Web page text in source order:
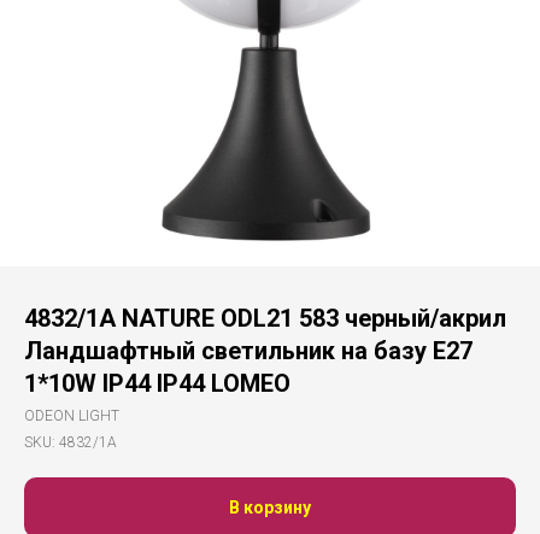
4832/1A NATURE ODL21 583 черный/акрил
Ландшафтный светильник на базу E27
1*10W IP44 IP44 LOMEO
ODEON LIGHT
SKU: 4832/1A
В корзину